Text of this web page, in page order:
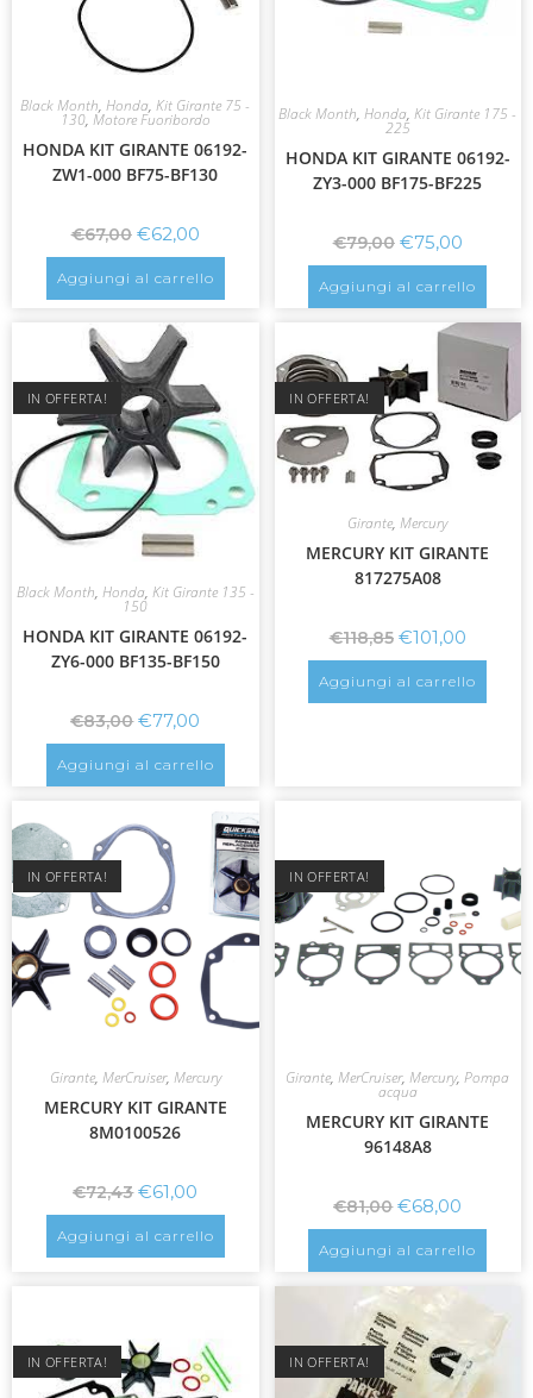
Black Month,Honda,Kit Girante 75 -
130, Motore Fuoribordo
HONDA KIT GIRANTE 06192-
ZW1-000 BF75-BF130
€67,00 €62,00
Aggiungi al carrello
Black Month,Honda,Kit Girante 175 -
225
HONDA KIT GIRANTE 06192-
ZY3-000 BF175-BF225
€79,00 €75,00
Aggiungi al carrello
IN OFFERTA!
Black Month, Honda, Kit Girante 135 -
150
HONDA KIT GIRANTE 06192-
ZY6-000 BF135-BF150
€83,00 €77,00
Aggiungi al carrello
IN OFFERTA!
Girante,Mercury
MERCURY KIT GIRANTE
817275A08
€118,85 €101,00
Aggiungi al carrello
IN OFFERTA!
Girante, MerCruiser, Mercury
MERCURY KIT GIRANTE
8M0100526
€72,43 €61,00
Aggiungi al carrello
IN OFFERTA!
Girante,MerCruiser,Mercury,Pompa
acqua
MERCURY KIT GIRANTE
96148A8
€81,00 €68,00
Aggiungi al carrello
IN OFFERTA! IN OFFERTA!